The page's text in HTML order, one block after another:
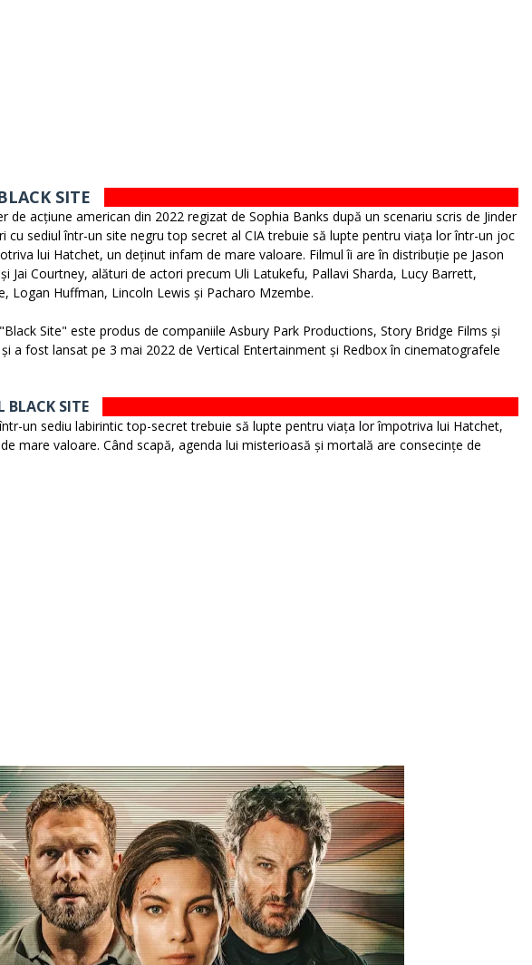
SITE
de acțiune american din 2022 regizat de Sophia Banks după un scenariu scris de Jinder
cu sediul într-un site negru top secret al CIA trebuie să lupte pentru viața lor într-un joc
lui Hatchet, un deținut infam de mare valoare. Filmul îi are în distribuție pe Jason
și Jai Courtney, alături de actori precum Uli Latukefu, Pallavi Sharda, Lucy Barrett,
Logan Huffman, Lincoln Lewis și Pacharo Mzembe.
Site" este produs de companiile Asbury Park Productions, Story Bridge Films și
a fost lansat pe 3 mai 2022 de Vertical Entertainment și Redbox în cinematografele
BLACK SITE
un sediu labirintic top-secret trebuie să lupte pentru viața lor împotriva lui Hatchet,
mare valoare. Când scapă, agenda lui misterioasă și mortală are consecințe de